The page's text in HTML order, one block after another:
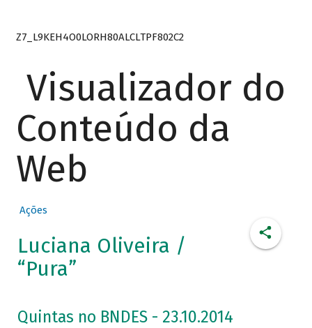
Z7_L9KEH4O0LORH80ALCLTPF802C2
Visualizador do
Conteúdo da
Web
Ações
Luciana Oliveira /
“Pura”
Quintas no BNDES - 23.10.2014